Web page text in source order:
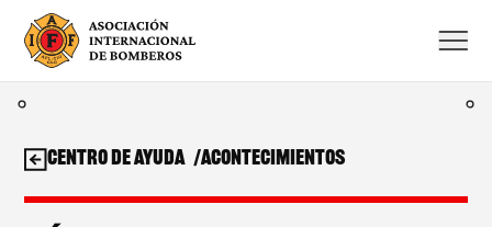
Saltar
contenido
Centro de ayuda Acontecimientos